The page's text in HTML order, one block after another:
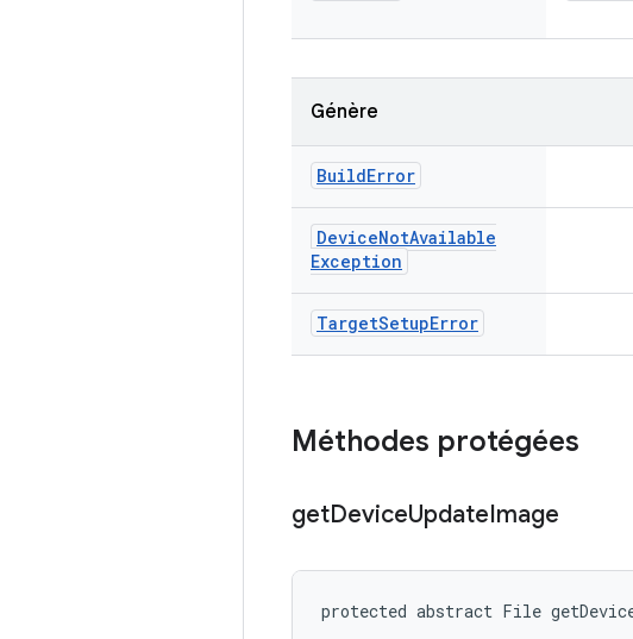
Génère
BuildError
DeviceNotAvailable
Exception
TargetSetupError
Méthodes protégées
getDeviceUpdateImage
protected abstract File